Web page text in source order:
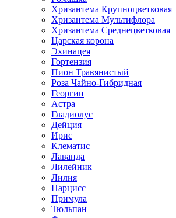
Хризантема Крупноцветковая
Хризантема Мультифлора
Хризантема Среднецветковая
Царская корона
Эхинацея
Гортензия
Пион Травянистый
Роза Чайно-Гибридная
Георгин
Астра
Гладиолус
Дейция
Ирис
Клематис
Лаванда
Лилейник
Лилия
Нарцисс
Примула
Тюльпан